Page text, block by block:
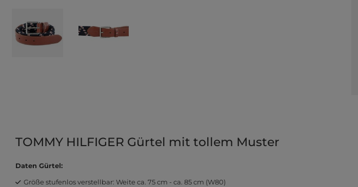
TOMMY HILFIGER Gürtel mit tollem Muster
Daten Gürtel:
Größe stufenlos verstellbar: Weite ca. 75 cm - ca. 85 cm (W80)